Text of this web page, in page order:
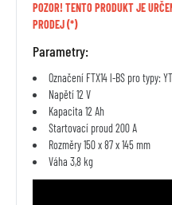
POZOR! TENTO PRODUKT JE
PRODEJ (*)
Parametry:
Označení FTX14 l-BS pro typy:
Napětí 12 V
Kapacita 12 Ah
Startovací proud 200 A
Rozměry 150 x 87 x 145 mm
Váha 3,8 kg